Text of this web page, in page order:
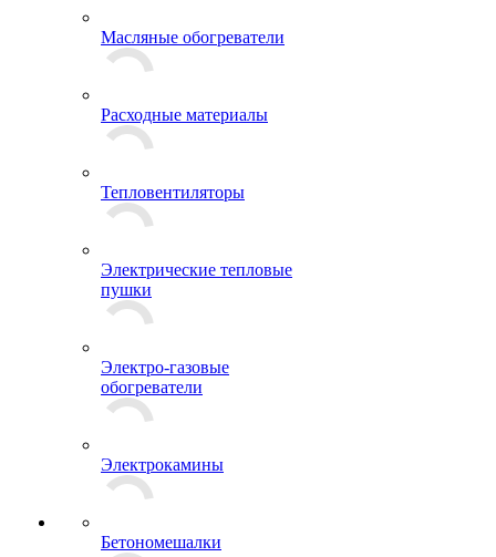
Масляные обогреватели
Расходные материалы
Тепловентиляторы
Электрические тепловые
пушки
Электро-газовые
обогреватели
Электрокамины
Бетономешалки